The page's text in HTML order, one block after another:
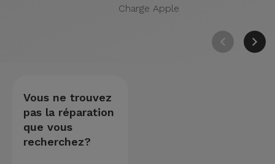
Charge Apple
Vous ne trouvez
pas la réparation
que vous
recherchez?